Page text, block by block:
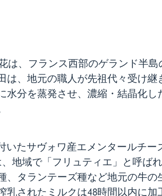
は、フランス西部のゲランド半島
、地元の職人が先祖代々受け継
分を蒸発させ、濃縮・結晶化し
いたサヴォワ産エメンタールチー
地域で「フリュティエ」と呼ば
タランテーズ種など地元の牛の
されたミルクは48時間以内に加